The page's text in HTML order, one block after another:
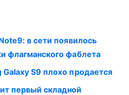
в сети появилось
флагманского фаблета
S9 плохо продается
первый складной